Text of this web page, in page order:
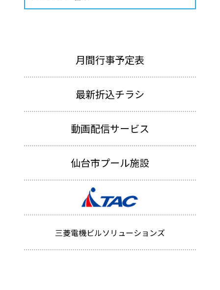
月間行事予定表
最新折込チラシ
動画配信サービス
仙台市プール施設
三菱電機ビルソリューションズ